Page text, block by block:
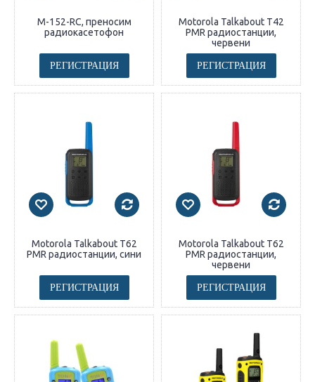
M-152-RC, преносим
радиокасетофон
РЕГИСТРАЦИЯ
Motorola Talkabout T42
PMR радиостанции,
червени
РЕГИСТРАЦИЯ
Motorola Talkabout T62
PMR радиостанции, сини
РЕГИСТРАЦИЯ
Motorola Talkabout T62
PMR радиостанции,
червени
РЕГИСТРАЦИЯ